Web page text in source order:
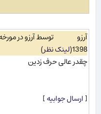
آرزو
1398
(لینک نظر)
چقدر عالی حرف زدین
[ارسال جوابیه]